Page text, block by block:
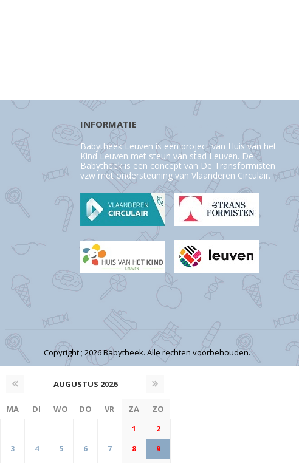
INFORMATIE
Babytheek Leuven is een project van Huis van het
Kind Leuven met steun van stad Leuven. De
Babytheek is een concept van De Transformisten
vzw met ondersteuning van Vlaanderen Circulair.
Copyright ; 2026 Babytheek. Alle rechten voorbehouden.
AUGUSTUS 2026
MA DI WO DO VR ZA ZO
1
2
3
4 5 6 7 8 9